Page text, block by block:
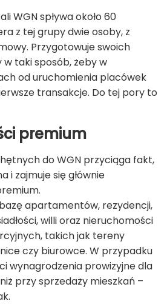
WGN spływa około 60
z tej grupy dwie osoby, z
Przygotowuje swoich
taki sposób, żeby w
od uruchomienia placówek
transakcje. Do tej pory to
premium
do WGN przyciąga fakt,
i zajmuje się głównie
apartamentów, rezydencji,
willi oraz nieruchomości
takich jak tereny
czy biurowce. W przypadku
wynagrodzenia prowizyjne dla
przy sprzedaży mieszkań –